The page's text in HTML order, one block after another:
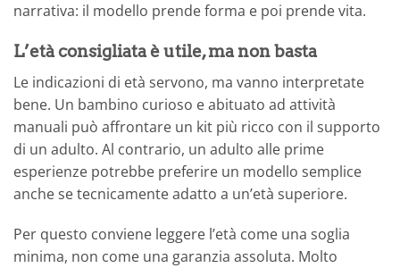
narrativa: il modello prende forma e poi prende vita.
L’età consigliata è utile, ma non basta
Le indicazioni di età servono, ma vanno interpretate
bene. Un bambino curioso e abituato ad attività
manuali può affrontare un kit più ricco con il supporto
di un adulto. Al contrario, un adulto alle prime
esperienze potrebbe preferire un modello semplice
anche se tecnicamente adatto a un’età superiore.
Per questo conviene leggere l’età come una soglia
minima, non come una garanzia assoluta. Molto